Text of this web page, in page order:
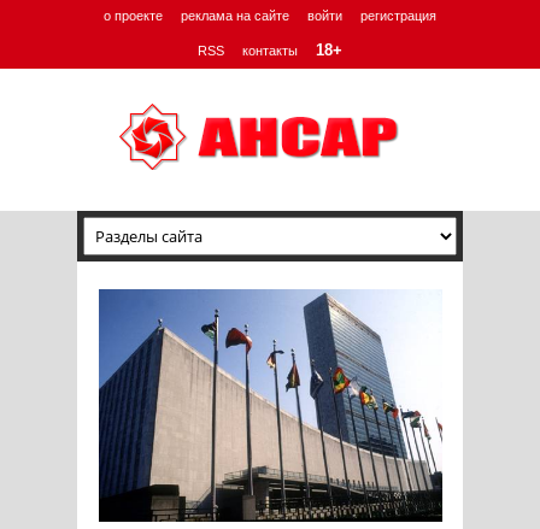
о проекте реклама на сайте войти регистрация
RSS контакты 18+